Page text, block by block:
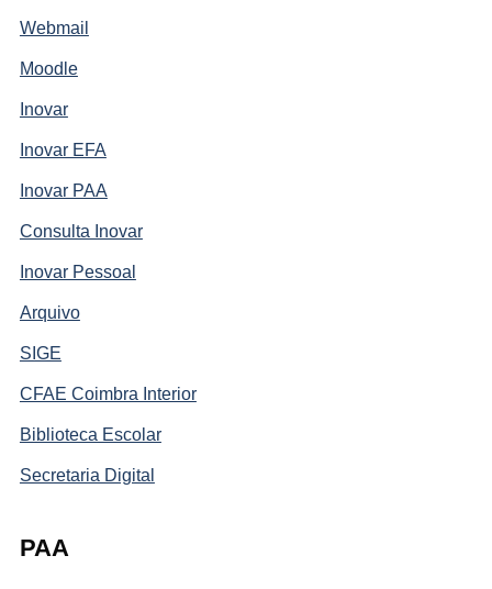
Webmail
Moodle
Inovar
Inovar EFA
Inovar PAA
Consulta Inovar
Inovar Pessoal
Arquivo
SIGE
CFAE Coimbra Interior
Biblioteca Escolar
Secretaria Digital
PAA